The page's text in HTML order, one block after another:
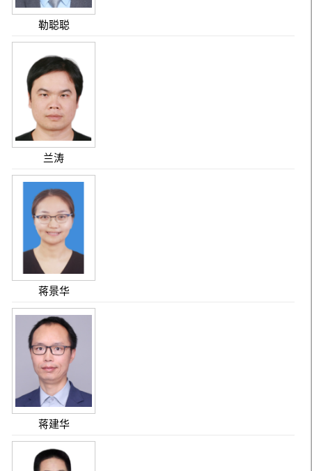
勒聪聪
兰涛
蒋景华
蒋建华